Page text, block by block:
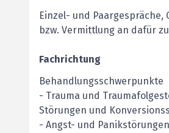
Einzel- und
bzw. Vermittlung an dafür
Fachrichtung
Behandlungsschwerpunkte
- Trauma und
Störungen und
- Angst- und